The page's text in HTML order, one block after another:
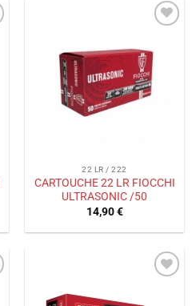
à la liste
de
souhaits
22 LR / 222
CARTOUCHE 22 LR FIOCCHI
ULTRASONIC /50
14,90€